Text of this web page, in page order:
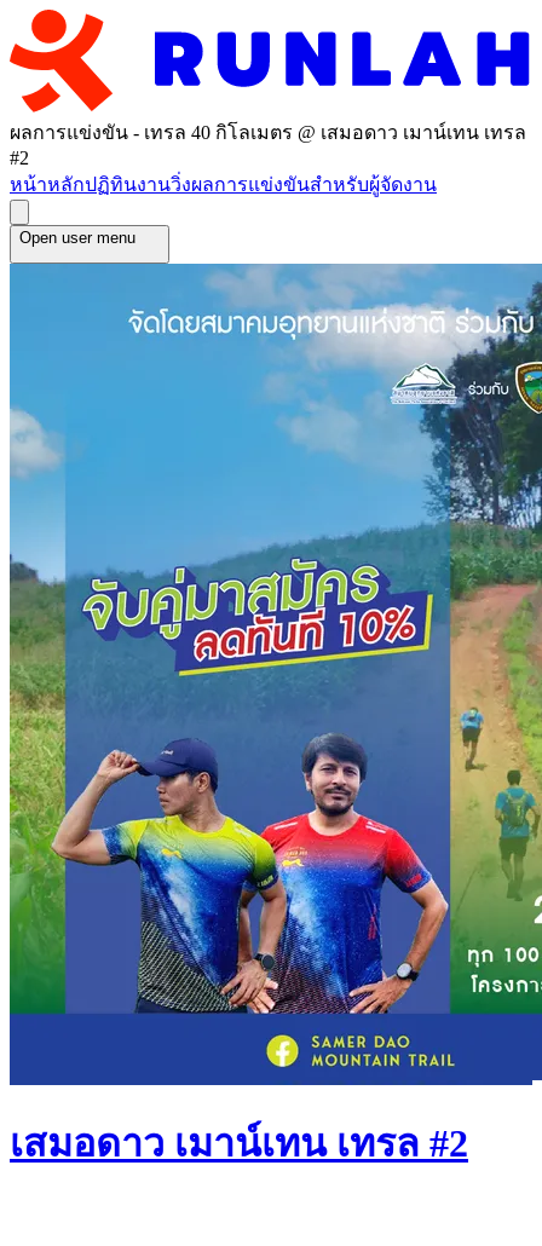
ผลการแข่งขัน - เทรล 40 กิโลเมตร @ เสมอดาว เมาน์เทน เทรล
#2
หน้าหลักปฏิทินงานวิ่งผลการแข่งขันสำหรับผู้จัดงาน
Open user menu
เสมอดาว เมาน์เทน เทรล #2